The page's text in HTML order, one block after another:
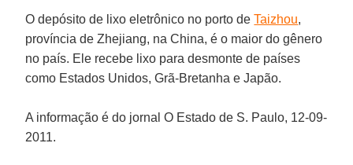
O depósito de lixo eletrônico no porto deTaizhou,
província de Zhejiang, na China, é o maior do gênero
no país. Ele recebe lixo para desmonte de países
como Estados Unidos,Grã-BretanhaeJapão.
A informação é do jornalO Estado de S. Paulo, 12-09-
2011.